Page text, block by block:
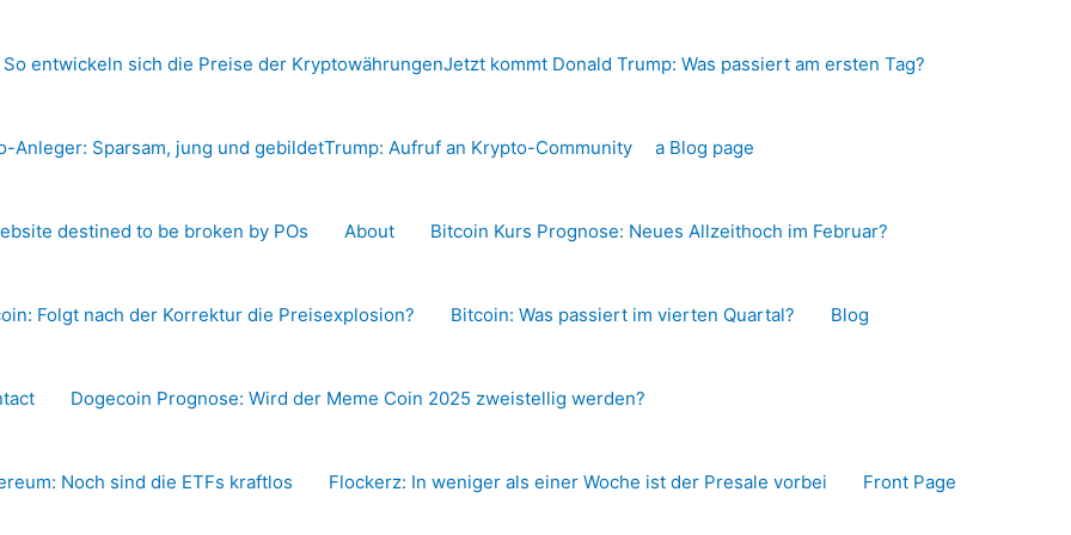
So entwickeln sich die Preise der KryptowährungenJetzt kommt Donald Trump: Was passiert am ersten Tag?
Anleger: Sparsam, jung und gebildetTrump: Aufruf an Krypto-Community a Blog page
destined to be broken by POs About Bitcoin Kurs Prognose: Neues Allzeithoch im Februar?
Folgt nach der Korrektur die Preisexplosion? Bitcoin: Was passiert im vierten Quartal? Blog
Dogecoin Prognose: Wird der Meme Coin 2025 zweistellig werden?
Noch sind die ETFs kraftlos Flockerz: In weniger als einer Woche ist der Presale vorbei Front Page